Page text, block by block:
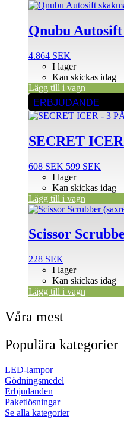
Qnubu
4.864 SEK
I lager
Kan skickas idag
Lägg till i vagn
ERBJUDANDE
SECRET
608SEK Det
ursprungliga
priset
var:
608 SEK.
599 SEK
priset
599
I lager
Kan skickas idag
Lägg till i vagn
Scissor
228 SEK
I lager
Kan skickas idag
Lägg till i vagn
Våra mest
Populära kategorier
LED-lampor
Gödningsmedel
Erbjudanden
Paketlösningar
Se alla kategorier